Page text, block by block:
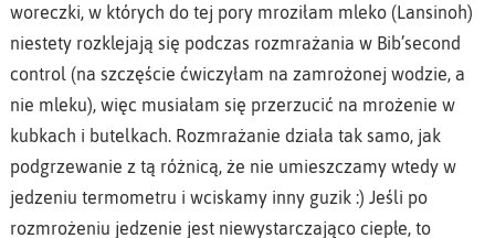
woreczki, w których do tej pory mroziłam mleko (Lansinoh)
niestety rozklejają się podczas rozmrażania w Bib’second
control (na szczęście ćwiczyłam na zamrożonej wodzie, a
nie mleku), więc musiałam się przerzucić na mrożenie w
kubkach i butelkach. Rozmrażanie działa tak samo, jak
podgrzewanie z tą różnicą, że nie umieszczamy wtedy w
jedzeniu termometru i wciskamy inny guzik :) Jeśli po
rozmrożeniu jedzenie jest niewystarczająco ciepłe, to